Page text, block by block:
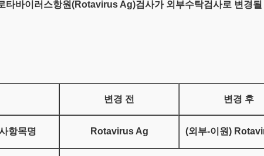
타바이러스항원(Rotavirus Ag)검사가 외부수탁검사로 변경
변경 전 변경 후
항목명 Rotavirus Ag (외부-이원)